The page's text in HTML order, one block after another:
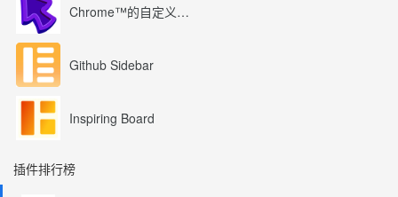
Chrome™的自定义光标
Github Sidebar
Inspiring Board
插件排行榜